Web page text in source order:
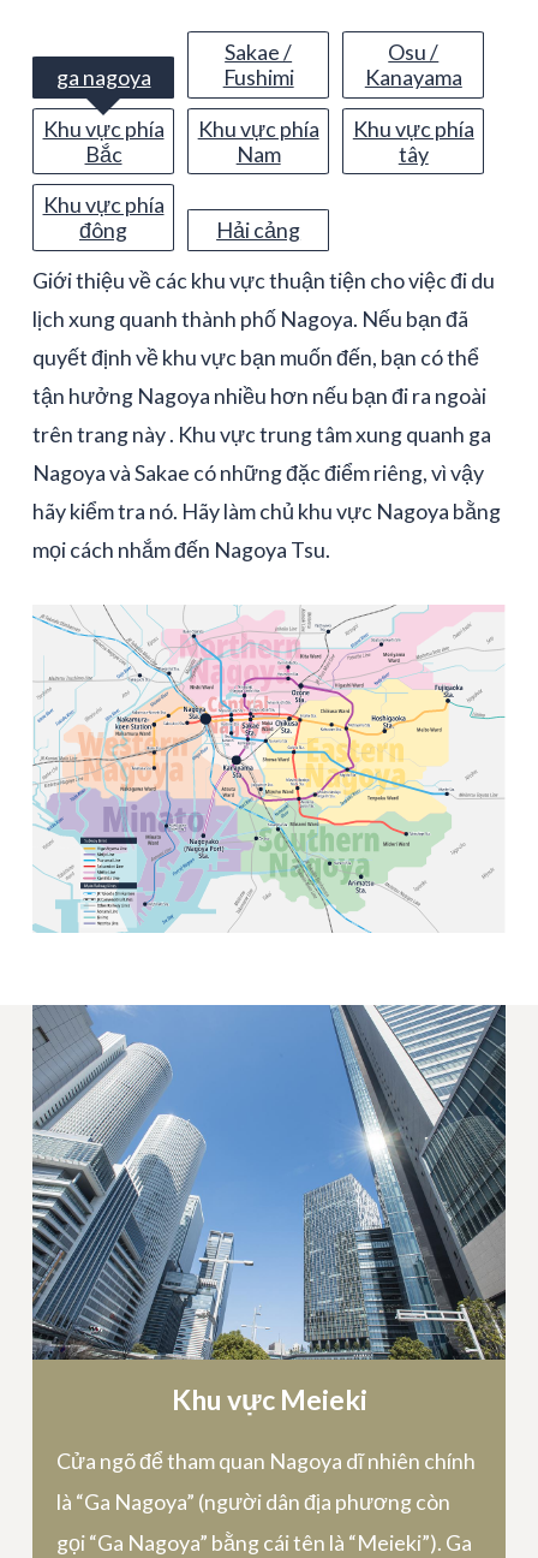
ga nagoya
Sakae /
Fushimi
Osu /
Kanayama
Khu vực phía
Bắc
Khu vực phía
Nam
Khu vực phía
tây
Khu vực phía
đông
Hải cảng
Giới thiệu về các khu vực thuận tiện cho việc đi du
lịch xung quanh thành phố Nagoya. Nếu bạn đã
quyết định về khu vực bạn muốn đến, bạn có thể
tận hưởng Nagoya nhiều hơn nếu bạn đi ra ngoài
trên trang này . Khu vực trung tâm xung quanh ga
Nagoya và Sakae có những đặc điểm riêng, vì vậy
hãy kiểm tra nó. Hãy làm chủ khu vực Nagoya bằng
mọi cách nhắm đến Nagoya Tsu.
Khu vực Meieki
Cửa ngõ để tham quan Nagoya dĩ nhiên chính
là “Ga Nagoya” (người dân địa phương còn
gọi “Ga Nagoya” bằng cái tên là “Meieki”). Ga